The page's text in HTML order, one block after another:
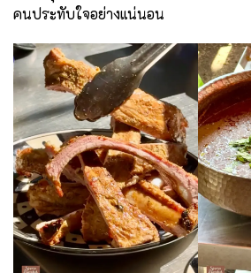
คนประทับใจอย่างแน่นอน